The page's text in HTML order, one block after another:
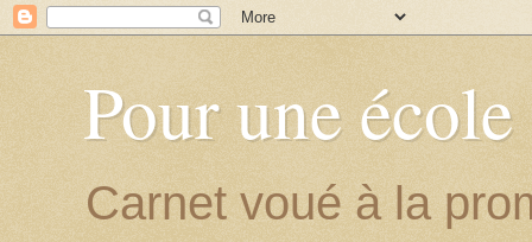
Pour une
Carnet voué à la